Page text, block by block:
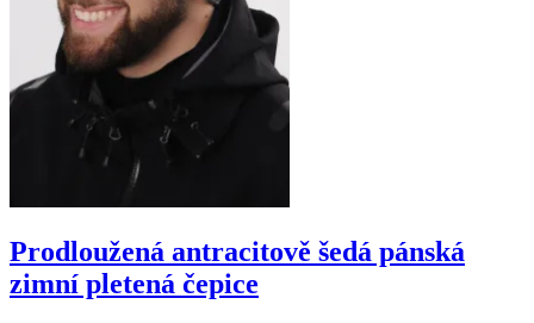
Prodloužená antracitově šedá pánská
zimní pletená čepice